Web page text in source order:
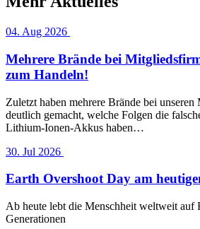
04. Aug 2026
Mehrere Brände bei
zum Handeln!
Zuletzt haben mehrere Brände bei
deutlich gemacht, welche Folgen die
Lithium-Ionen-Akkus haben…
30. Jul 2026
Earth Overshoot Day am
Ab heute lebt die Menschheit weltweit auf
Generationen